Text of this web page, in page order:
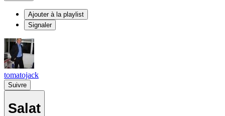
Ajouter à la playlist
Signaler
tomatojack
Suivre
Salat